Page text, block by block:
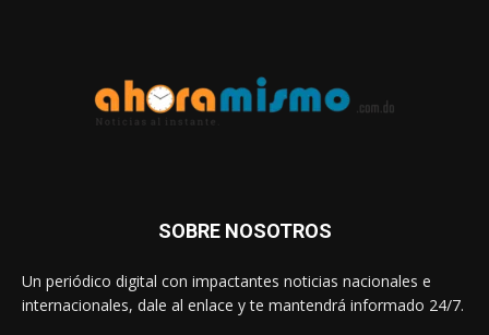
SOBRE NOSOTROS
Un periódico digital con impactantes noticias nacionales e
internacionales, dale al enlace y te mantendrá informado 24/7.